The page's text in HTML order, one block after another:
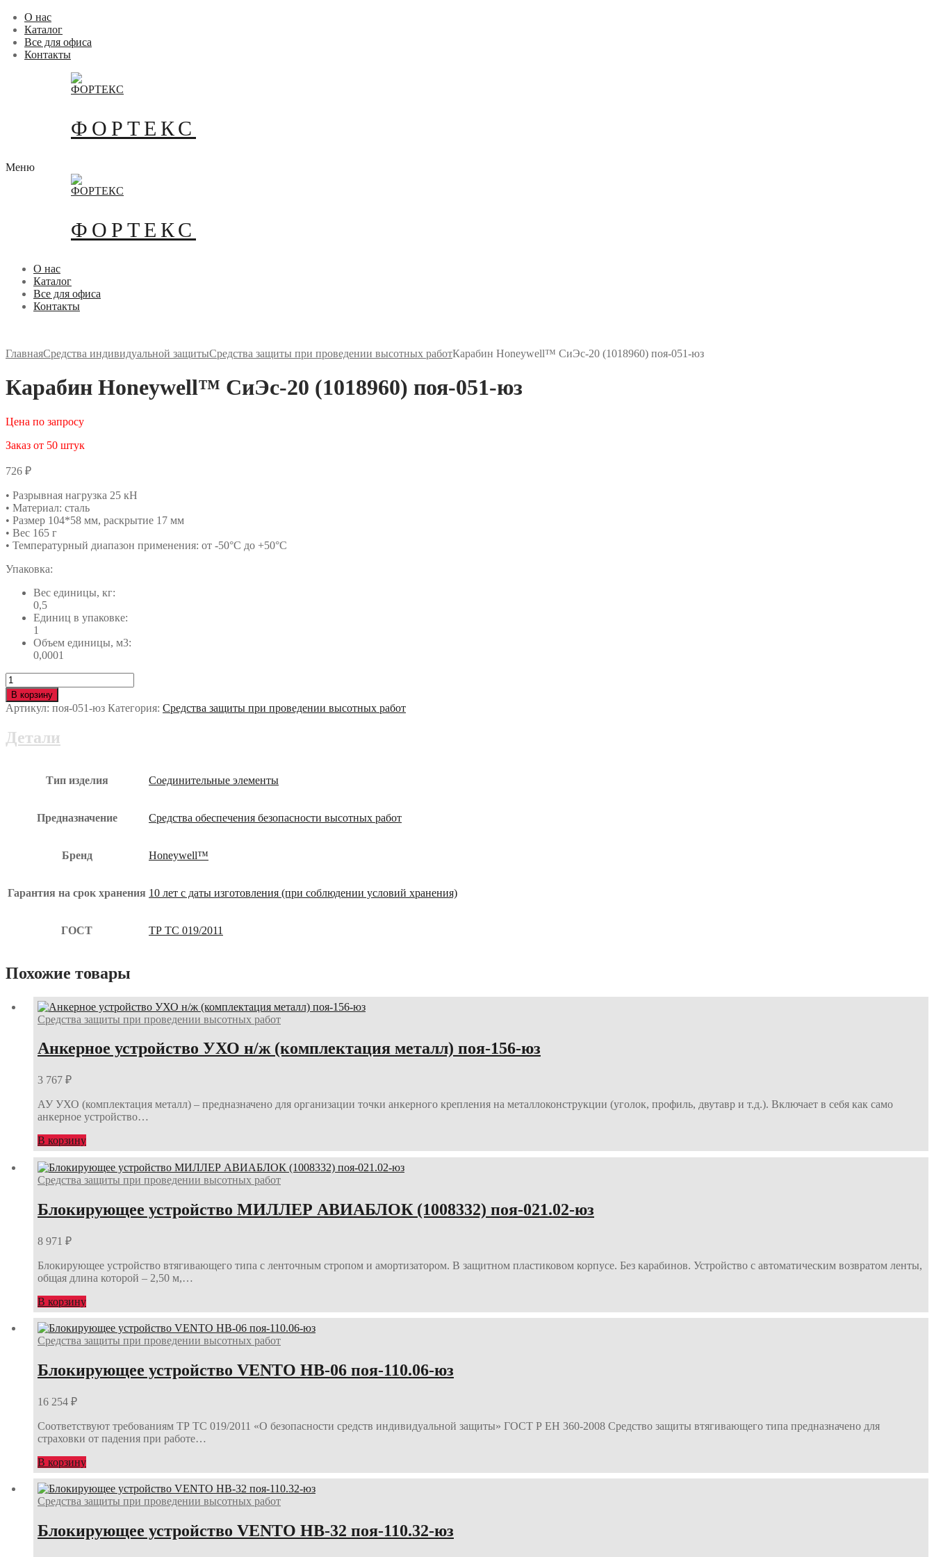
Перейти
содержимому
Меню
Закрыть
О нас
Каталог
Все для офиса
Контакты
ФОРТЕКС
Меню
ФОРТЕКС
О нас
Каталог
Все для офиса
Контакты
ГлавнаяСредства индивидуальной защитыСредства защиты при проведении высотных работКарабин Honeywell™ СиЭс-20 (1018960) поя-051-юз
Карабин Honeywell™ СиЭс-20 (1018960) поя-051-юз
Цена по запросу
Заказ от 50 штук
726 ₽
• Разрывная нагрузка 25 кН
• Материал: сталь
• Размер 104*58 мм, раскрытие 17 мм
• Вес 165 г
• Температурный диапазон применения: от -50°С до +50°С
Упаковка:
Вес единицы, кг:
0,5
Единиц в упаковке:
1
Объем единицы, м3:
0,0001
Количество
Карабин
Honeywell™
СиЭс-20
поя-051-
В корзину
Артикул: поя-051-юз Категория: Средства защиты при проведении высотных работ
Детали
Тип изделия Соединительные элементы
Предназначение Средства обеспечения безопасности высотных работ
Бренд Honeywell™
Гарантия на срок хранения 10 лет с даты изготовления (при соблюдении условий хранения)
ГОСТ ТР ТС 019/2011
Похожие товары
Средства защиты при проведении высотных работ
Анкерное устройство УХО н/ж (комплектация металл) поя-156-юз
3 767 ₽
АУ УХО (комплектация металл) – предназначено для организации точки анкерного крепления на металлоконструкции (уголок, профиль, двутавр и т.д.). Включает в себя как само
анкерное устройство…
В корзину
Средства защиты при проведении высотных работ
Блокирующее устройство МИЛЛЕР АВИАБЛОК (1008332) поя-021.02-юз
8 971 ₽
Блокирующее устройство втягивающего типа с ленточным стропом и амортизатором. В защитном пластиковом корпусе. Без карабинов. Устройство с автоматическим возвратом ленты,
общая длина которой – 2,50 м,…
В корзину
Средства защиты при проведении высотных работ
Блокирующее устройство VENTO НВ-06 поя-110.06-юз
16 254 ₽
Соответствуют требованиям ТР ТС 019/2011 «О безопасности средств индивидуальной защиты» ГОСТ Р ЕН 360-2008 Средство защиты втягивающего типа предназначено для
страховки от падения при работе…
В корзину
Средства защиты при проведении высотных работ
Блокирующее устройство VENTO НВ-32 поя-110.32-юз